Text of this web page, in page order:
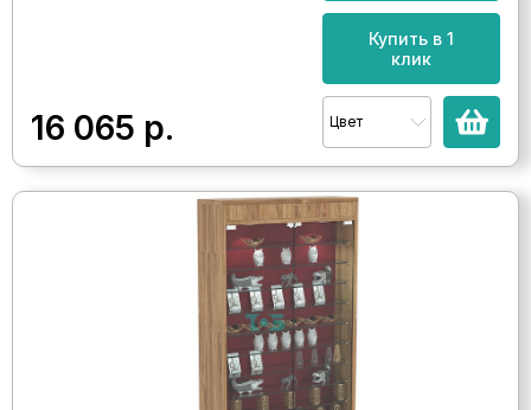
16 065 р.
Купить в 1
клик
Цвет